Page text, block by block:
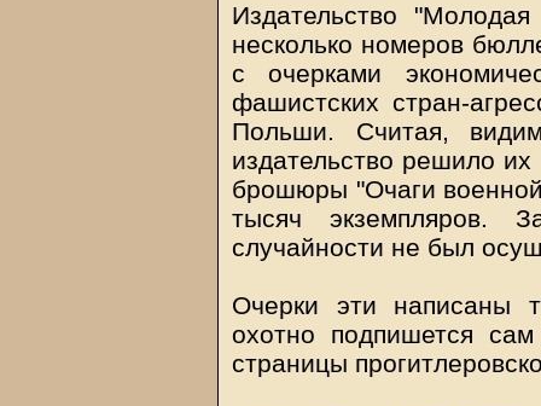
Издательство
несколько номеров
с очерками
фашистских стран-
Польши. Считая,
издательство решило
брошюры "Очаги
тысяч экземпляров.
случайности не был
Очерки эти написаны
охотно подпишется
страницы